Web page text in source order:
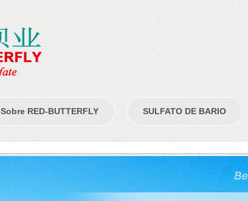
Sobre RED-BUTTERFLY SULFATO DE BARIO